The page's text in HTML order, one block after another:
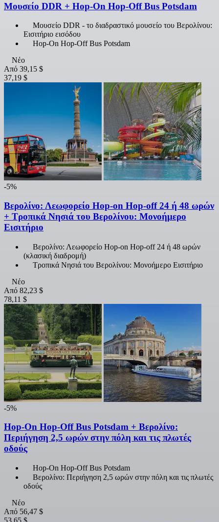
Μουσείο DDR + Hop-On Hop-Off Bus Potsdam
Μουσείο DDR - το διαδραστικό μουσείο του Βερολίνου:
Εισιτήριο εισόδου
Hop-On Hop-Off Bus Potsdam
Νέο
Από 39,15 $
37,19 $
-5%
Βερολίνο: Λεωφορείο Hop-on Hop-off 24 ή 48 ωρών
+ Τροπικά Νησιά του Βερολίνου: Μονοήμερο
Εισιτήριο
Βερολίνο: Λεωφορείο Hop-on Hop-off 24 ή 48 ωρών
(κλασική διαδρομή)
Τροπικά Νησιά του Βερολίνου: Μονοήμερο Εισιτήριο
Νέο
Από 82,23 $
78,11 $
-5%
Hop-On Hop-Off Bus Potsdam + Βερολίνο:
Περιήγηση 2,5 ωρών στην πόλη και τις πλωτές
οδούς
Hop-On Hop-Off Bus Potsdam
Βερολίνο: Περιήγηση 2,5 ωρών στην πόλη και τις πλωτές
οδούς
Νέο
Από 56,47 $
53,65 $